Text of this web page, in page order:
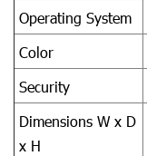
Operating System
Color
Security
Dimensions W x D
x H